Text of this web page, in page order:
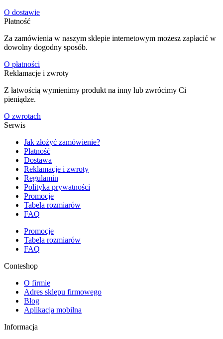
O dostawie
Płatność
Za zamówienia w naszym sklepie internetowym możesz zapłacić w
dowolny dogodny sposób.
O płatności
Reklamacje i zwroty
Z łatwością wymienimy produkt na inny lub zwrócimy Ci
pieniądze.
O zwrotach
Serwis
Jak złożyć zamówienie?
Płatność
Dostawa
Reklamacje i zwroty
Regulamin
Polityka prywatności
Promocje
Tabela rozmiarów
FAQ
Promocje
Tabela rozmiarów
FAQ
Conteshop
O firmie
Adres sklepu firmowego
Blog
Aplikacja mobilna
Informacja